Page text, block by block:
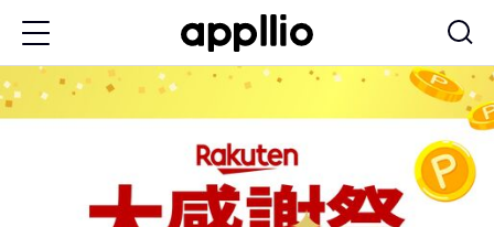
ン
コ